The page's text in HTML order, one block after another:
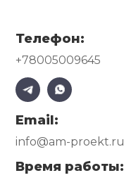
Телефон:
+78005009645
Email:
info@am-proekt.ru
Время работы: